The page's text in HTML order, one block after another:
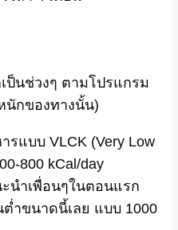
ป็นช่วงๆ ตามโปรแกรม
นักของทางนั้น)
รแบบ VLCK (Very Low
800 kCal/day
นำเพื่อนๆในตอนแรก
ำขนาดนี้เลย แบบ 1000